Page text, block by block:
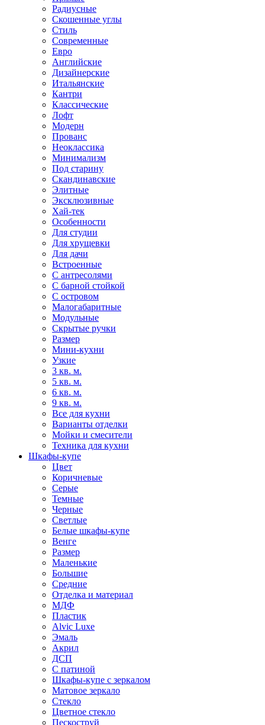
Радиусные
Скошенные углы
Стиль
Современные
Евро
Английские
Дизайнерские
Итальянские
Кантри
Классические
Лофт
Модерн
Прованс
Неоклассика
Минимализм
Под старину
Скандинавские
Элитные
Эксклюзивные
Хай-тек
Особенности
Для студии
Для хрущевки
Для дачи
Встроенные
С антресолями
С барной стойкой
С островом
Малогабаритные
Модульные
Скрытые ручки
Размер
Мини-кухни
Узкие
3 кв. м.
5 кв. м.
6 кв. м.
9 кв. м.
Все для кухни
Варианты отделки
Мойки и смесители
Техника для кухни
Шкафы-купе
Цвет
Коричневые
Серые
Темные
Черные
Светлые
Белые шкафы-купе
Венге
Размер
Маленькие
Большие
Средние
Отделка и материал
МДФ
Пластик
Alvic Luxe
Эмаль
Акрил
ДСП
С патиной
Шкафы-купе с зеркалом
Матовое зеркало
Стекло
Цветное стекло
Пескоструй